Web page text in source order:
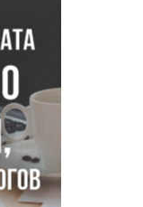
вывезли из музея
сыграла мать